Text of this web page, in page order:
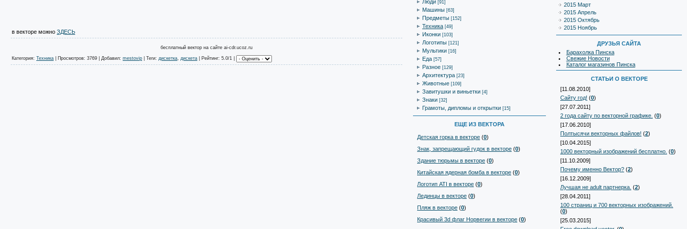
в векторе можно ЗДЕСЬ
бесплатный вектор на сайте ai-cdr.ucoz.ru
Категория: Техника Просмотров: 3769 | Добавил: mestovip Теги: дискетка, дискета Рейтинг: 5.0/1 |
Люди [91]
Машины [63]
Предметы [152]
Техника [49]
Иконки [103]
Логотипы [121]
Мультики [16]
Еда [57]
Разное [129]
Архитектура [23]
Животные [109]
Завитушки и виньетки [4]
Знаки [32]
Грамоты, дипломы и открытки [15]
ЕЩЕ ИЗ ВЕКТОРА
Детская горка в векторе (0)
Знак, запрещающий гудок в векторе (0)
Здание тюрьмы в векторе (0)
Китайская ядерная бомба в векторе (0)
Логотип ATI в векторе (0)
Лединцы в векторе (0)
Пляж в векторе (0)
Красивый 3d флаг Норвегии в векторе (0)
2015 Март
2015 Апрель
2015 Октябрь
2015 Ноябрь
ДРУЗЬЯ САЙТА
Барахолка Пинска
Свежие Новости
Каталог магазинов Пинска
СТАТЬИ О ВЕКТОРЕ
[11.08.2010]
Сайту год! (0)
[27.07.2011]
2 года сайту по векторной графике. (0)
[17.06.2010]
Полтысячи векторных файлов! (2)
[10.04.2015]
1000 векторный изображений бесплатно. (0)
[11.10.2009]
Почему именно Вектор? (2)
[16.12.2009]
Лучшая не adult партнерка. (2)
[28.04.2011]
100 страниц и 700 векторных изображений.
(0)
[25.03.2015]